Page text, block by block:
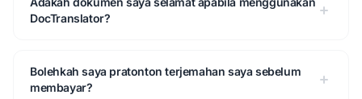
DocTranslator?
Bolehkah saya pratonton terjemahan saya sebelum
membayar?